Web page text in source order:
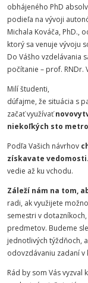
obhájeného PhD
podieľa na vývoji
Michala Kováča, PhD.,
ktorý sa venuje vývoju
Do Vášho vzdelávania
počítanie – prof. RNDr.
Milí študenti,
dúfajme, že situácia s
začať využívať
niekoľkých sto
Podľa Vašich návrhov
získavate vedomosti
vedie až ku vchodu.
Záleží nám na tom,
radi, ak využijete
semestri v
predmetov. Budeme
jednotlivých týždňoch,
odovzdávaniu zadaní
Rád by som Vás